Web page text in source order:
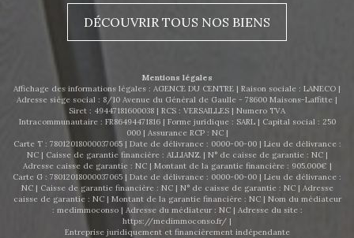
toutes les commodités. Confort : chauffage et eau
chaude individuels électriques. Aspect financier : Loyer
charges comprises : 1 218 € / mois Dépôt de garantie
: 1 173 € Honoraires locataire : 826,42 € Disponible à
partir du 8 mars. À visiter sans tarder ! Pour plus
d'informations ou pour organiser une visite, contactez
AGENCE DU CENTRE au 06 63 47 49 70 ou par email :
agenceducentrelocation@gmail.com .
DÉCOUVRIR TOUS NOS BIENS
Mentions légales
Affichage des informations légales : AGENCE DU CENTRE | Raison sociale : LANECO |
Adresse siège social : 8/10 Avenue du Général de Gaulle - 78600 Maisons-Laffitte |
Siret : 49447181600038 | RCS : VERSAILLES | Numero TVA
Intracommunautaire : FR86494471816 | Forme juridique : SARL | Capital social : 250
000 | Assurance RCP : NC |
Carte T : 78012018000037065 | Date de délivrance : 0000-00-00 | Lieu de délivrance :
NC | Caisse de garantie financière : ALLIANZ. | N° de caisse de garantie : NC |
Adresse caisse de garantie : NC | Montant de la garantie financière : 905.000€ |
Carte G : 78012018000037065 | Date de délivrance : 0000-00-00 | Lieu de délivrance :
NC | Caisse de garantie financière : NC | N° de caisse de garantie : NC | Adresse
caisse de garantie : NC | Montant de la garantie financière : NC | Nom du médiateur
: medimmoconso | Adresse du médiateur : NC | Adresse du site :
https://medimmoconso.fr/ |
Entreprise juridiquement et financièrement indépendante